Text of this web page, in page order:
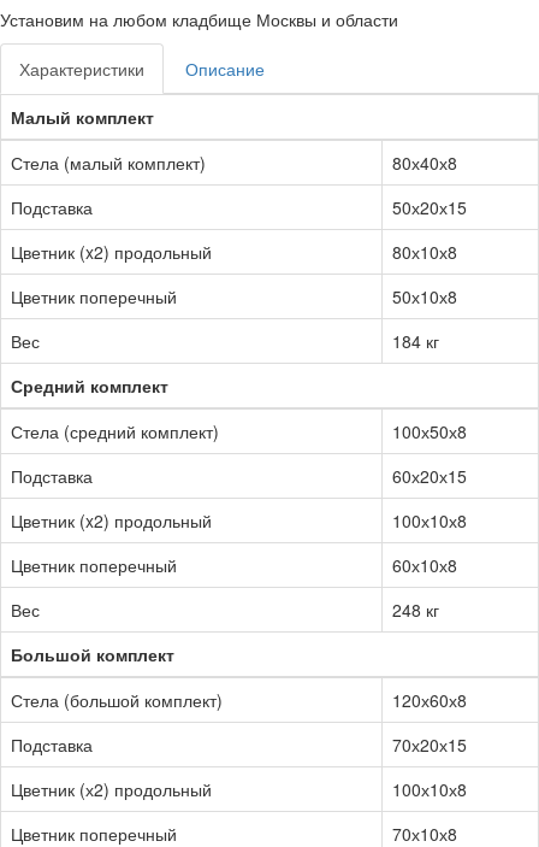
Установим на любом кладбище Москвы и области
Характеристики
Описание
Малый комплект
Стела (малый комплект)
80х40х8
Подставка
50х20х15
Цветник (x2) продольный
80х10х8
Цветник поперечный
50х10х8
Вес
184 кг
Средний комплект
Стела (средний комплект)
100х50х8
Подставка
60х20х15
Цветник (x2) продольный
100х10х8
Цветник поперечный
60х10х8
Вес
248 кг
Большой комплект
Стела (большой комплект)
120х60х8
Подставка
70х20х15
Цветник (х2) продольный
100х10х8
Цветник поперечный
70х10х8